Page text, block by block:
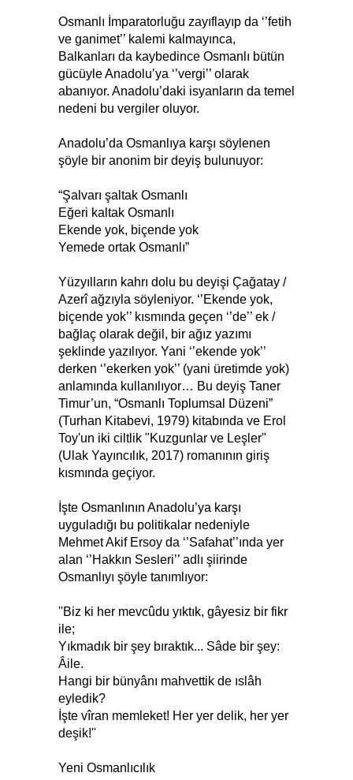
Osmanlı İmparatorluğu zayıflayıp da ‘’fetih
ve ganimet’’ kalemi kalmayınca,
Balkanları da kaybedince Osmanlı bütün
gücüyle Anadolu’ya ‘’vergi’’ olarak
abanıyor. Anadolu’daki isyanların da temel
nedeni bu vergiler oluyor.
Anadolu’da Osmanlıya karşı söylenen
şöyle bir anonim bir deyiş bulunuyor:
“Şalvarı şaltak Osmanlı
Eğeri kaltak Osmanlı
Ekende yok, biçende yok
Yemede ortak Osmanlı”
Yüzyılların kahrı dolu bu deyişi Çağatay /
Azerî ağzıyla söyleniyor. ‘’Ekende yok,
biçende yok’’ kısmında geçen ‘’de’’ ek /
bağlaç olarak değil, bir ağız yazımı
şeklinde yazılıyor. Yani ‘’ekende yok’’
derken ‘’ekerken yok’’ (yani üretimde yok)
anlamında kullanılıyor… Bu deyiş Taner
Timur’un, “Osmanlı Toplumsal Düzeni”
(Turhan Kitabevi, 1979) kitabında ve Erol
Toy'un iki ciltlik "Kuzgunlar ve Leşler"
(Ulak Yayıncılık, 2017) romanının giriş
kısmında geçiyor.
İşte Osmanlının Anadolu’ya karşı
uyguladığı bu politikalar nedeniyle
Mehmet Akif Ersoy da ‘’Safahat’’ında yer
alan ‘’Hakkın Sesleri’’ adlı şiirinde
Osmanlıyı şöyle tanımlıyor:
''Biz ki her mevcûdu yıktık, gâyesiz bir fikr
ile;
Yıkmadık bir şey bıraktık... Sâde bir şey:
Âile.
Hangi bir bünyânı mahvettik de ıslâh
eyledik?
İşte vîran memleket! Her yer delik, her yer
deşik!''
Yeni Osmanlıcılık